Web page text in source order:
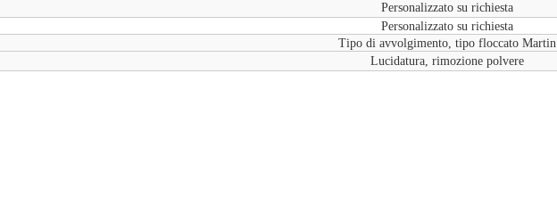
Personalizzato su richiesta
Personalizzato su richiesta
Tipo di avvolgimento, tipo floccato Martin
Lucidatura, rimozione polvere